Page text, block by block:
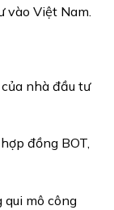
vào Việt Nam.
nhà đầu tư
đồng BOT,
mô công